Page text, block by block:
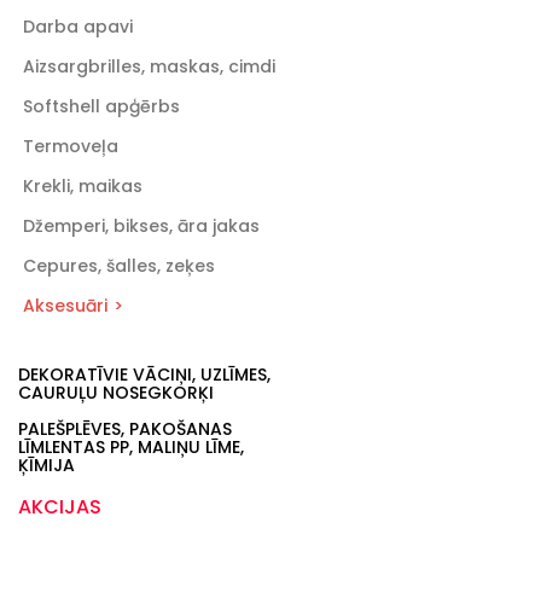
Darba apavi
Aizsargbrilles, maskas, cimdi
Softshell apģērbs
Termoveļa
Krekli, maikas
Džemperi, bikses, āra jakas
Cepures, šalles, zeķes
Aksesuāri
DEKORATĪVIE VĀCIŅI, UZLĪMES,
CAURUĻU NOSEGKORĶI
PALEŠPLĒVES, PAKOŠANAS
LĪMLENTAS PP, MALIŅU LĪME,
ĶĪMIJA
AKCIJAS